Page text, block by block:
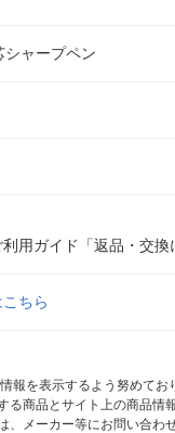
ャープペン
用ガイド「返品・交
ちら
報を表示するよう努めて
る商品とサイト上の商品
メーカー等にお問い合わ